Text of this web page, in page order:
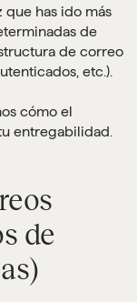
que has ido más
de
de correo
etc.).
cómo el
entregabilidad.
de